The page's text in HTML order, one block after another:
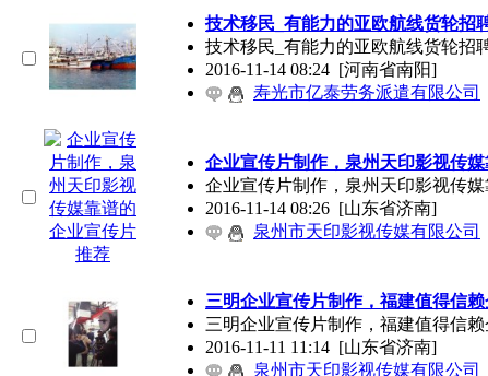
技术移民_有能力的亚欧航线货轮招
技术移民_有能力的亚欧航线货轮招
2016-11-14 08:24 [河南省南阳]
寿光市亿泰劳务派遣有限公司
企业宣传片制作，泉州天印影视传
企业宣传片制作，泉州天印影视传
2016-11-14 08:26 [山东省济南]
泉州市天印影视传媒有限公司
三明企业宣传片制作，福建值得信赖
三明企业宣传片制作，福建值得信
2016-11-11 11:14 [山东省济南]
泉州市天印影视传媒有限公司